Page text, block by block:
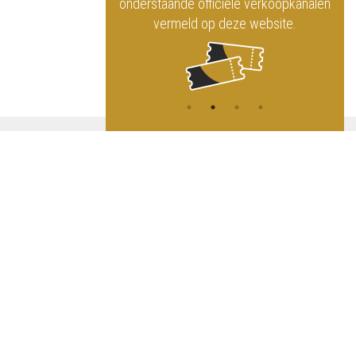
onderstaande officiële verkoopkanalen
vermeld op deze website.